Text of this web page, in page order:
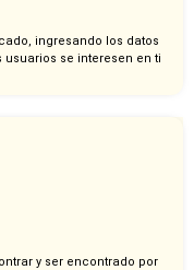
ingresando los datos
usuarios se interesen en ti
y ser encontrado por